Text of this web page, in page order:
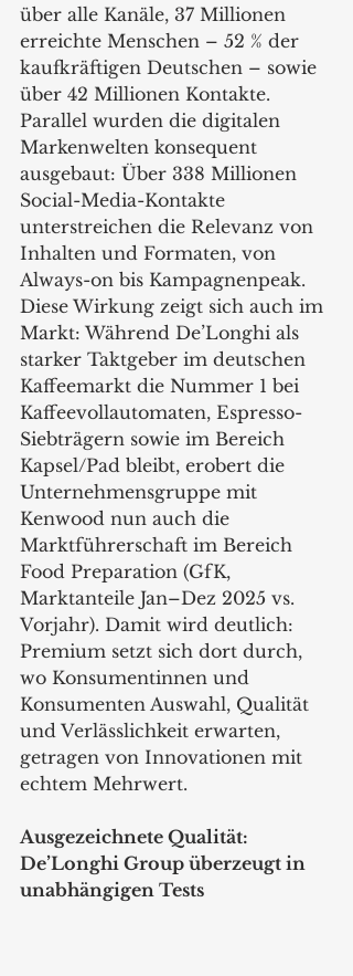
über alle Kanäle, 37 Millionen
erreichte Menschen – 52 % der
kaufkräftigen Deutschen – sowie
über 42 Millionen Kontakte.
Parallel wurden die digitalen
Markenwelten konsequent
ausgebaut: Über 338 Millionen
Social-Media-Kontakte
unterstreichen die Relevanz von
Inhalten und Formaten, von
Always-on bis Kampagnenpeak.
Diese Wirkung zeigt sich auch im
Markt: Während De’Longhi als
starker Taktgeber im deutschen
Kaffeemarkt die Nummer 1 bei
Kaffeevollautomaten, Espresso-
Siebträgern sowie im Bereich
Kapsel/Pad bleibt, erobert die
Unternehmensgruppe mit
Kenwood nun auch die
Marktführerschaft im Bereich
Food Preparation (GfK,
Marktanteile Jan–Dez 2025 vs.
Vorjahr). Damit wird deutlich:
Premium setzt sich dort durch,
wo Konsumentinnen und
Konsumenten Auswahl, Qualität
und Verlässlichkeit erwarten,
getragen von Innovationen mit
echtem Mehrwert.
Ausgezeichnete Qualität:
De’Longhi Group überzeugt in
unabhängigen Tests